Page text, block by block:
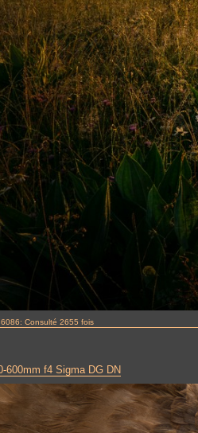
Consulté 2655 fois
600mm f4 Sigma DG DN